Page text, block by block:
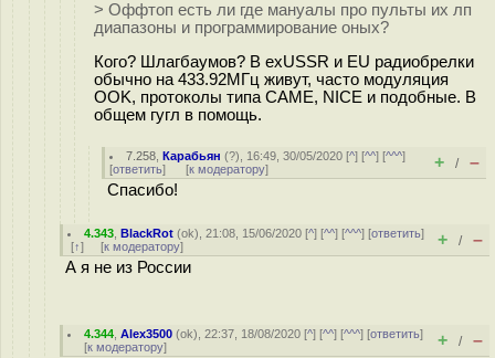
> Оффтоп есть ли где мануалы про пульты их лп
диапазоны и программирование оных?
Кого? Шлагбаумов? В exUSSR и EU радиобрелки
обычно на 433.92МГц живут, часто модуляция
OOK, протоколы типа CAME, NICE и подобные. В
общем гугл в помощь.
7.258 ,Карабьян (?), 16:49, 30/05/2020 [^] [^^] [^^^]
[ответить] [к модератору] + / –
Спасибо!
4.343 ,BlackRot (ok), 21:08, 15/06/2020 [^] [^^] [^^^] [ответить]
[↑] [к модератору] + / –
А я не из России
4.344 ,Alex3500 (ok), 22:37, 18/08/2020 [^] [^^] [^^^] [ответить]
[к модератору] + / –